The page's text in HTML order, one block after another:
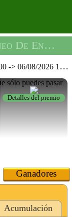
De Seguridad -
->06/08/2026 19:59:59
Detalles del premio
Ganadores
Acumulación